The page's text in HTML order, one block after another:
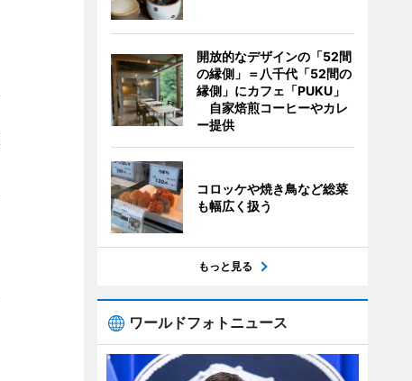
開放的なデザインの「52間
の縁側」＝八千代「52間の
縁側」にカフェ「PUKU」
自家焙煎コーヒーやカレ
ー提供
コロッケや焼き鳥など総菜
も幅広く扱う
もっと見る
ワールドフォトニュース